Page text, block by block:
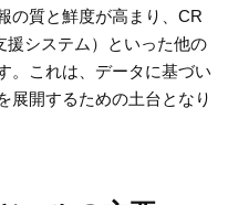
の質と鮮度が高まり、CR
援システム）といった他の
。これは、データに基づい
展開するための土台となり